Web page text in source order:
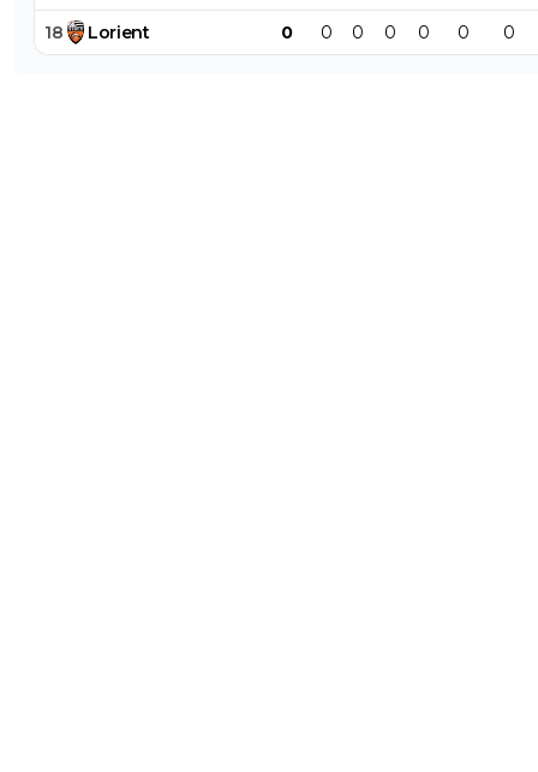
18 Lorient 0 0 0 0 0 0 0